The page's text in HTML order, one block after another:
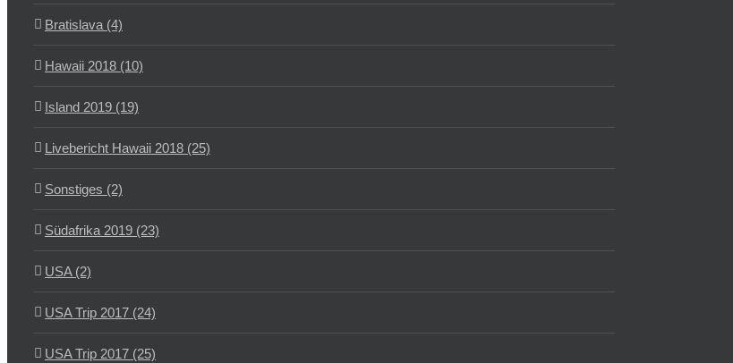
Bratislava (4)
Hawaii 2018 (10)
Island 2019 (19)
Livebericht Hawaii 2018 (25)
Sonstiges (2)
Südafrika 2019 (23)
USA (2)
USA Trip 2017 (24)
USA Trip 2017 (25)